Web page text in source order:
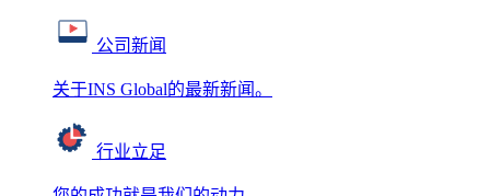
公司新闻
关于INS Global的最新新闻。
行业立足